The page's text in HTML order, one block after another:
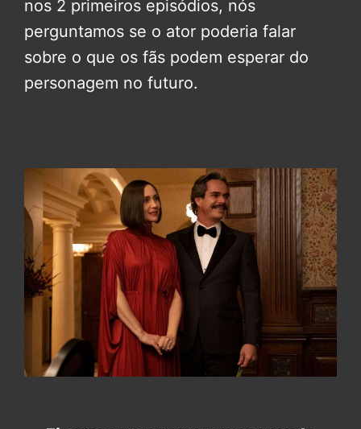
nos 2 primeiros episódios, nós
perguntamos se o ator poderia falar
sobre o que os fãs podem esperar do
personagem no futuro.